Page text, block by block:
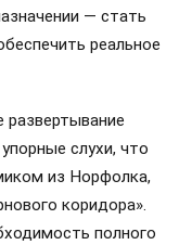
— стать
реальное
слухи, что
из Норфолка,
коридора».
полного